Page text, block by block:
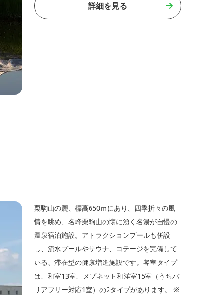
詳細を見る
栗駒山の麓、標高650ｍにあり、四季折々の風
情を眺め、名峰栗駒山の懐に湧く名湯が自慢の
温泉宿泊施設。アトラクションプールも併設
し、流水プールやサウナ、コテージを完備して
いる、滞在型の健康増進施設です。客室タイプ
は、和室13室、メゾネット和洋室15室（うちバ
リアフリー対応1室）の2タイプがあります。 ※